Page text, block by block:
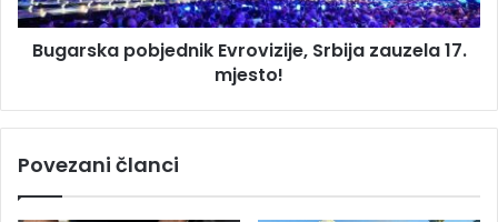
a
i
a
p
n
Bugarska pobjednik Evrovizije, Srbija zauzela 17.
mjesto!
Povezani članci